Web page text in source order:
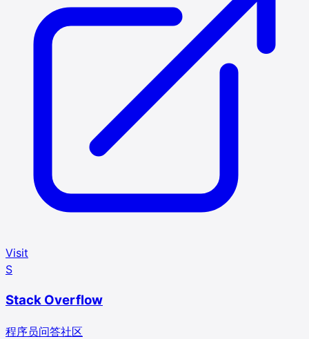
Visit
S
Stack Overflow
程序员问答社区